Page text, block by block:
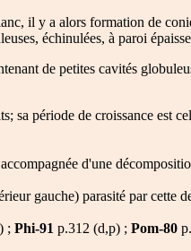
il y a alors formation de
échinulées, à paroi
de petites cavités
sa période de croissance est
d'une
gauche) parasité par cette
; Phi-91 p.312 (d,p) ; Pom-80